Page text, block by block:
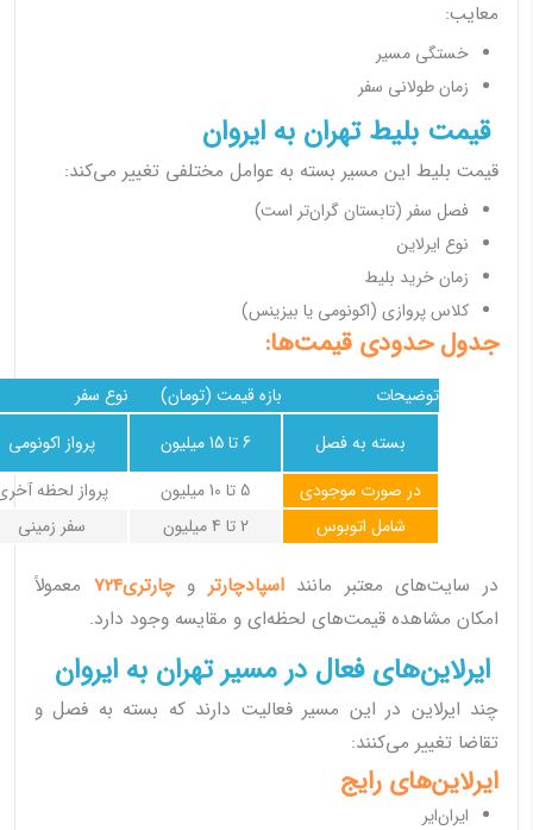
معایب:
خستگی مسیر
زمان طولانی سفر
قیمت بلیط تهران به ایروان
قیمت بلیط این مسیر بسته به عوامل مختلفی تغییر می‌کند:
فصل سفر (تابستان گران‌تر است)
نوع ایرلاین
زمان خرید بلیط
کلاس پروازی (اکونومی یا بیزینس)
جدول حدودی قیمت‌ها:
نوع سفر بازه قیمت (تومان)
توضیحات
پرواز اکونومی
6 تا 15 میلیون
بسته به فصل
پرواز لحظه
5 تا 10 میلیون
در صورت موجودی
سفر زمینی
2 تا 4 میلیون شامل اتوبوس
در سایت‌های معتبر ماننداسپادچارتر وچارتری724
معمولاً
امکان مشاهده قیمت‌های لحظه‌ای و مقایسه وجود دارد.
ایرلاین‌های فعال در مسیر تهران به ایروان
چند ایرلاین در این مسیر فعالیت دارند که بسته به فصل و
تقاضا تغییر می‌کنند:
ایرلاین‌های رایج
ایران‌ایر